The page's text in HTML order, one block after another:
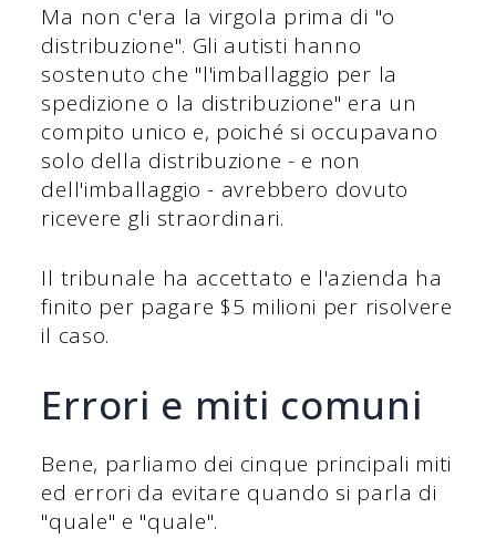
Ma non c'era la virgola prima di "o
distribuzione". Gli autisti hanno
sostenuto che "l'imballaggio per la
spedizione o la distribuzione" era un
compito unico e, poiché si occupavano
solo della distribuzione - e non
dell'imballaggio - avrebbero dovuto
ricevere gli straordinari.
Il tribunale ha accettato e l'azienda ha
finito per pagare $5 milioni per risolvere
il caso.
Errori e miti comuni
Bene, parliamo dei cinque principali miti
ed errori da evitare quando si parla di
"quale" e "quale".